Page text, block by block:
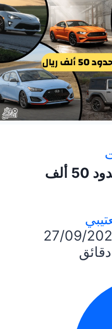
افضل سيارة بحدود 50 ألف
27/09/
دقائق